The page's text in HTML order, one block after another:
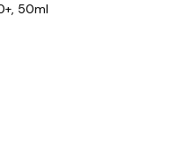
50ml